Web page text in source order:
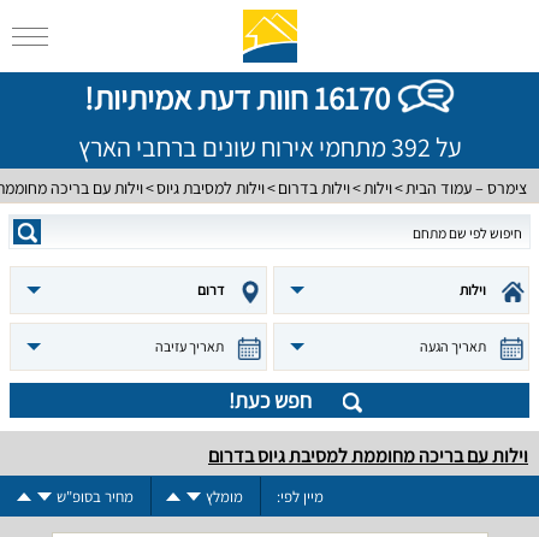
16170 חוות דעת אמיתיות!
על 392 מתחמי אירוח שונים ברחבי הארץ
צימרס – עמוד הבית וילות וילות בדרום וילות למסיבת גיוס וילות עם בריכה
וילות דרום
תאריך הגעה תאריך עזיבה
חפש כעת!
וילות עם בריכה מחוממת למסיבת גיוס בדרום
מיין לפי: מומלץ מחיר בסופ"ש